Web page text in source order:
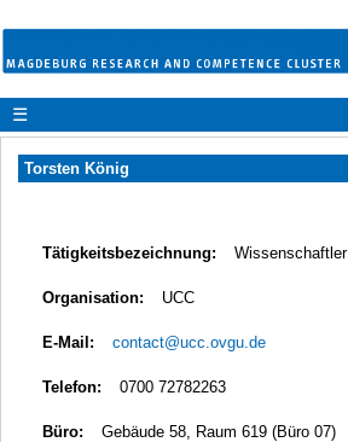
☰
Torsten König
Tätigkeitsbezeichnung: Wissenschaftler
Organisation: UCC
E-Mail: contact@ucc.ovgu.de
Telefon: 0700 72782263
Büro: Gebäude 58, Raum 619 (Büro 07)